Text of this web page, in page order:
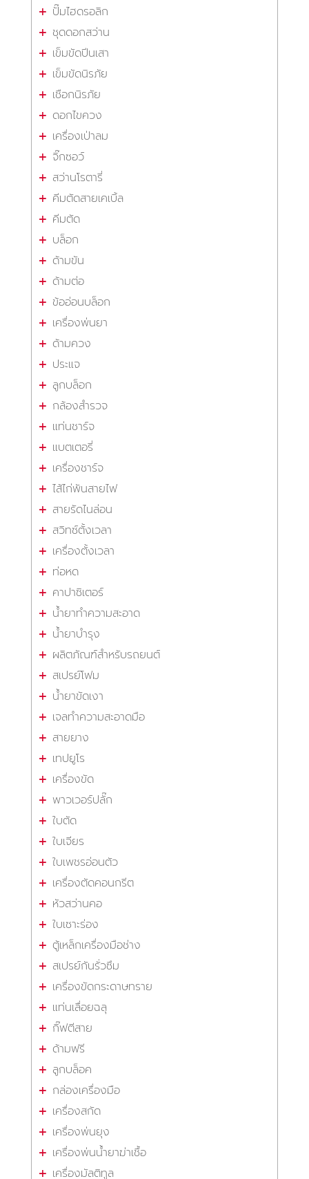
ปั๊มไฮดรอลิก
ชุดดอกสว่าน
เข็มขัดปีนเสา
เข็มขัดนิรภัย
เชือกนิรภัย
ดอกไขควง
เครื่องเป่าลม
จิ๊กซอว์
สว่านโรตารี่
คีมตัดสายเคเบิ้ล
คีมตัด
บล็อก
ด้ามขัน
ด้ามต่อ
ข้ออ่อนบล็อก
เครื่องพ่นยา
ด้ามควง
ประแจ
ลูกบล็อก
กล้องสำรวจ
แท่นชาร์จ
แบตเตอรี่
เครื่องชาร์จ
ไส้ไก่พันสายไฟ
สายรัดไนล่อน
สวิทซ์ตั้งเวลา
เครื่องตั้งเวลา
ท่อหด
คาปาซิเตอร์
น้ำยาทำความสะอาด
น้ำยาบำรุง
ผลิตภัณฑ์สำหรับรถยนต์
สเปรย์โฟม
น้ำยาขัดเงา
เจลทำความสะอาดมือ
สายยาง
เทปยูโร
เครื่องขัด
พาวเวอร์ปลั๊ก
ใบตัด
ใบเจียร
ใบเพชรอ่อนตัว
เครื่องตัดคอนกรีต
หัวสว่านคอ
ใบเซาะร่อง
ตู้เหล็กเครื่องมือช่าง
สเปรย์กันรั่วซึม
เครื่องขัดกระดาษทราย
แท่นเลื่อยฉลุ
กิ๊ฟตีสาย
ด้ามฟรี
ลูกบล็อค
กล่องเครื่องมือ
เครื่องสกัด
เครื่องพ่นยุง
เครื่องพ่นน้ำยาฆ่าเชื้อ
เครื่องมัลติทูล